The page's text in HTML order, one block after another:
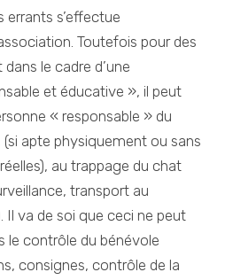
errants s’effectue
Toutefois pour des
le cadre d’une
et éducative », il peut
« responsable » du
apte physiquement ou sans
au trappage du chat
transport au
Il va de soi que ceci ne peut
le contrôle du bénévole
consignes, contrôle de la